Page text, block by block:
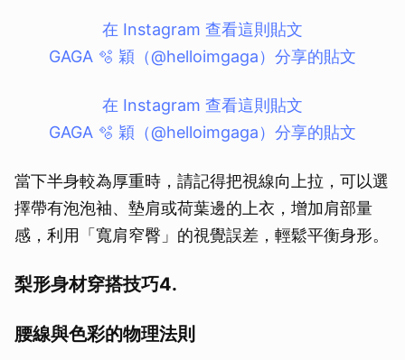
在 Instagram 查看這則貼文
GAGA 🫧 穎（@helloimgaga）分享的貼文
在 Instagram 查看這則貼文
GAGA 🫧 穎（@helloimgaga）分享的貼文
當下半身較為厚重時，請記得把視線向上拉，可以選
擇帶有泡泡袖、墊肩或荷葉邊的上衣，增加肩部量
感，利用「寬肩窄臀」的視覺誤差，輕鬆平衡身形。
梨形身材穿搭技巧4.
腰線與色彩的物理法則